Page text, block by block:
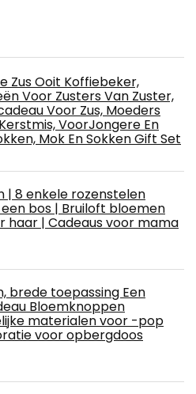
Zus Ooit Koffiebeker,
Voor Zusters Van Zuster,
Voor Zus, Moeders
VoorJongere En
Mok En Sokken Gift Set
| 8 enkele rozenstelen
bos | Bruiloft bloemen
haar | Cadeaus voor mama
brede toepassing Een
Bloemknoppen
materialen voor -pop
voor opbergdoos